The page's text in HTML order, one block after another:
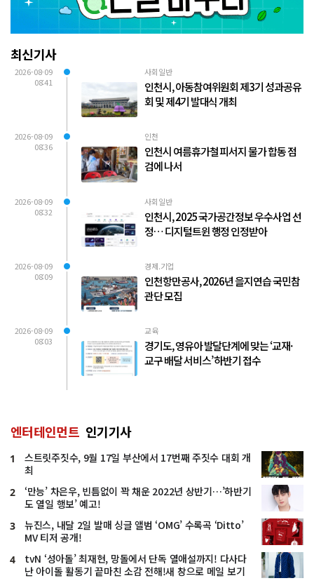
최신기사
2026-08-09
08:41
사회일반
인천시, 아동참여위원회 제3기 성과공유
회 및 제4기 발대식 개최
2026-08-09
08:36
인천
인천시 여름휴가철 피서지 물가 합동 점
검에 나서
2026-08-09
08:32
사회일반
인천시, 2025 국가공간정보 우수사업 선
정… 디지털트윈 행정 인정받아
2026-08-09
08:09
경제.기업
인천항만공사, 2026년 을지연습 국민참
관단 모집
2026-08-09
08:03
교육
경기도, 영유아 발달단계에 맞는 ‘교재·
교구 배달 서비스’ 하반기 접수
엔터테인먼트 인기기사
1
스트릿주짓수, 9월 17일 부산에서 17번째 주짓수 대회 개
최
2
‘만능’ 차은우, 빈틈없이 꽉 채운 2022년 상반기…’하반기
도 열일 행보’ 예고!
3
뉴진스, 내달 2일 발매 싱글 앨범 ‘OMG’ 수록곡 ‘Ditto’
MV 티저 공개!
4
tvN ‘성아돌’ 최재현, 망돌에서 단독 열애설까지! 다사다
난 아이돌 활동기 끝마친 소감 전해!새 창으로 메일 보기